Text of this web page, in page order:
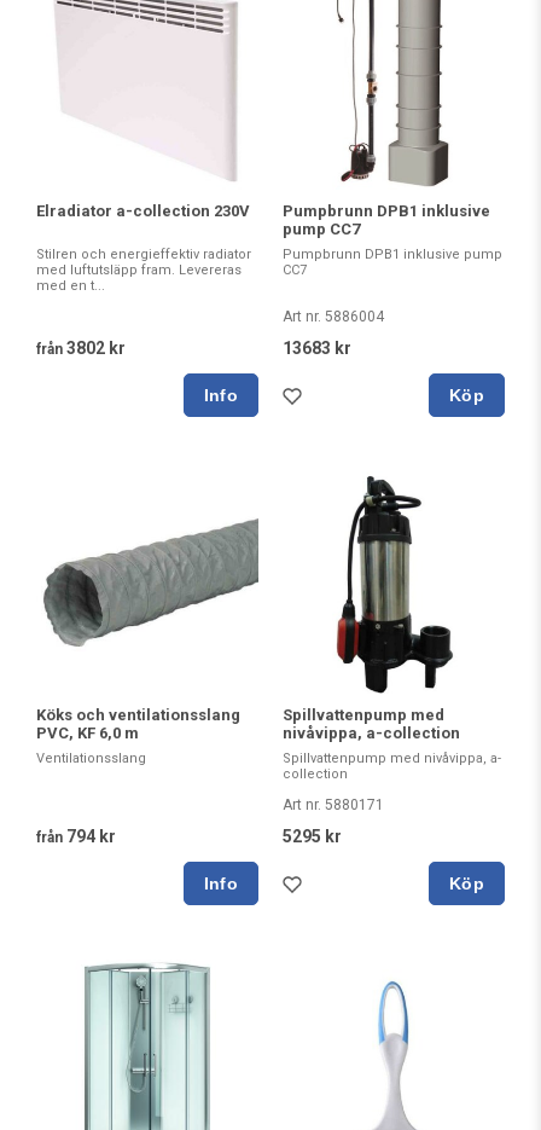
Elradiator a-collection 230V
Stilren och energieffektiv radiator
med luftutsläpp fram. Levereras
med en t...
från 3802 kr
Pumpbrunn DPB1 inklusive
pump CC7
Pumpbrunn DPB1 inklusive pump
CC7
Art nr. 5886004
13683 kr
Köp
Köks och ventilationsslang
PVC, KF 6,0 m
Ventilationsslang
från 794 kr
Spillvattenpump med
nivåvippa, a-collection
Spillvattenpump med nivåvippa, a-
collection
Art nr. 5880171
5295 kr
Köp